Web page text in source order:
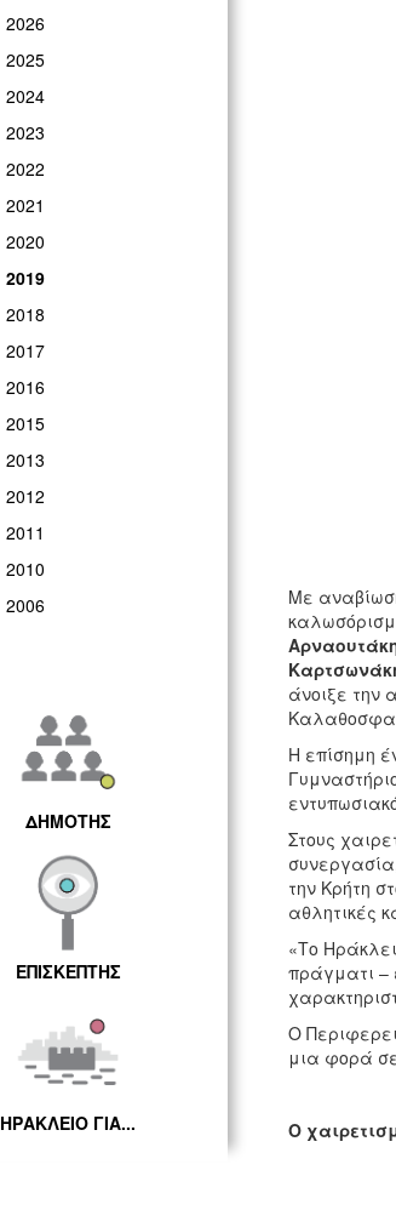
2026
2025
2024
2023
2022
2021
2020
2019
2018
2017
2016
2015
2013
2012
2011
2010
2006
ΔΗΜΟΤΗΣ
ΕΠΙΣΚΕΠΤΗΣ
ΗΡΑΚΛΕΙΟ ΓΙΑ...
Με
άνοιξε την
Η επίσημη
Στους
την Κρήτη
αθλητικές
«Το
πράγματι –
Ο
μια φορά
Ο